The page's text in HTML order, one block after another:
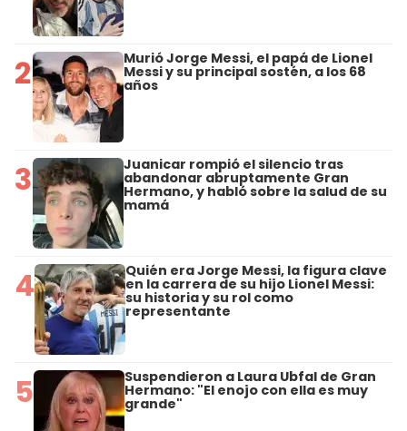
2 Murió Jorge Messi, el papá de Lionel
Messi y su principal sostén, a los 68
años
3 Juanicar rompió el silencio tras
abandonar abruptamente Gran
Hermano, y habló sobre la salud de su
mamá
4 Quién era Jorge Messi, la figura clave
en la carrera de su hijo Lionel Messi:
su historia y su rol como
representante
5 Suspendieron a Laura Ubfal de Gran
Hermano: "El enojo con ella es muy
grande"